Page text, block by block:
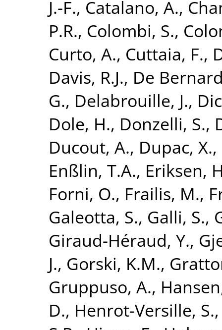
J.-F., Catalano, A.,
P.R., Colombi, S.,
Curto, A., Cuttaia, F.,
Davis, R.J., De
G., Delabrouille, J.,
Dole, H., Donzelli, S.,
Ducout, A., Dupac, X.,
Enßlin, T.A., Eriksen,
Forni, O., Frailis, M.,
Galeotta, S., Galli, S.,
Giraud-Héraud, Y.,
J., Gorski, K.M.,
Gruppuso, A.,
D., Henrot-Versille, S.